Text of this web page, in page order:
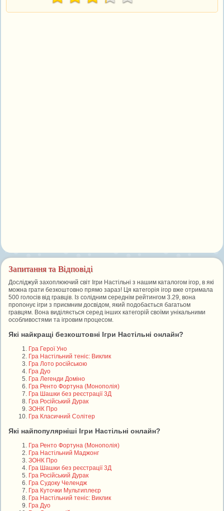
Запитання та Відповіді
Досліджуй захоплюючий світ Ігри Настільні з нашим каталогом ігор, в які
можна грати безкоштовно прямо зараз! Ця категорія ігор вже отримала
500 голосів від гравців. Із солідним середнім рейтингом 3.29, вона
пропонує ігри з приємним досвідом, який подобається багатьом
гравцям. Вона виділяється серед інших категорій своїми унікальними
особливостями та ігровим процесом.
Які найкращі безкоштовні Ігри Настільні онлайн?
Гра Герої Уно
Гра Настільний теніс: Виклик
Гра Лото російською
Гра Дуо
Гра Легенди Доміно
Гра Ренто Фортуна (Монополія)
Гра Шашки без реєстрації 3Д
Гра Російський Дурак
ЗОНК Про
Гра Класичний Солітер
Які найпопулярніші Ігри Настільні онлайн?
Гра Ренто Фортуна (Монополія)
Гра Настільний Маджонг
ЗОНК Про
Гра Шашки без реєстрації 3Д
Гра Російський Дурак
Гра Судоку Челендж
Гра Куточки Мультиплеєр
Гра Настільний теніс: Виклик
Гра Дуо